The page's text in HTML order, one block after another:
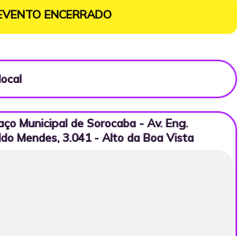
ENCERRADO
Municipal de Sorocaba - Av. Eng.
Mendes, 3.041 - Alto da Boa Vista